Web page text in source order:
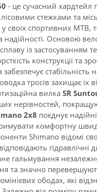
- це сучасний хардтейл
стежками та
своїх спортивних
надійності. Основою
із застосуванням
конструкції та
забезпечує
тросів захищає їх
вилка SR
нерівностей,
2x8 поєднує
комфортну
Shimano відомі
гідравлічні
гальмування
та значно
ободах, які